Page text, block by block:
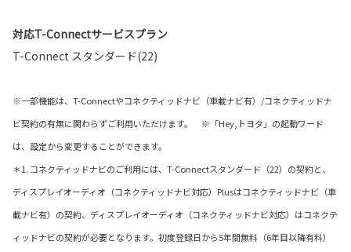
対応T-Connectサービスプラン
T-Connect スタンダード(22)
※一部機能は、T-Connectやコネクティッドナビ（車載ナビ有）/コネクティッドナ
ビ契約の有無に関わらずご利用いただけます。 ※「Hey,トヨタ」の起動ワード
は、設定から変更することができます。
＊1. コネクティッドナビのご利用には、T-Connectスタンダード（22）の契約と、
ディスプレイオーディオ（コネクティッドナビ対応）Plusはコネクティッドナビ（車
載ナビ有）の契約、ディスプレイオーディオ（コネクティッドナビ対応）はコネクテ
ィッドナビの契約が必要となります。初度登録日から5年間無料（6年目以降有料）